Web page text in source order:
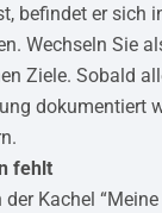
befindet er sich
Wechseln Sie
Ziele. Sobald
dokumentiert
fehlt
Kachel